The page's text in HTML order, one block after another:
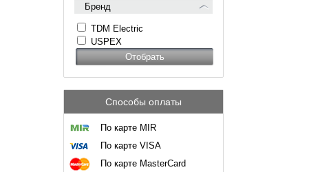
Бренд
TDM Electric
USPEX
Способы оплаты
По карте MIR
По карте VISA
По карте MasterCard